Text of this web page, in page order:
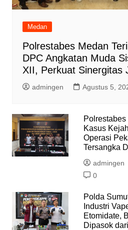
Medan
Polrestabes Medan
DPC Angkatan Muda
XII, Perkuat Sinergitas
admingen Agustus 5,
Kasus
Operasi
Tersangka
admingen
0
Polda
Industri
Etomidate,
Dipasok